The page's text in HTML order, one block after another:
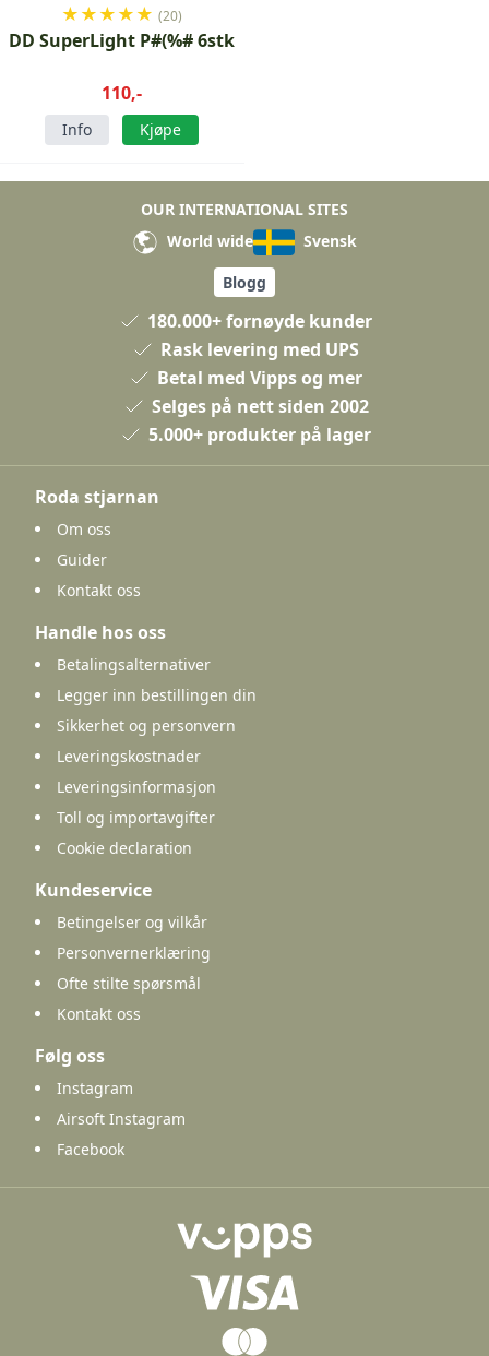
★★★★★ (20)
DD SuperLight P#(%# 6stk
110,-
Info Kjøpe
OUR INTERNATIONAL SITES
World wide
Svensk
Blogg
180.000+ fornøyde kunder
Rask levering med UPS
Betal med Vipps og mer
Selges på nett siden 2002
5.000+ produkter på lager
Roda stjarnan
Om oss
Guider
Kontakt oss
Handle hos oss
Betalingsalternativer
Legger inn bestillingen din
Sikkerhet og personvern
Leveringskostnader
Leveringsinformasjon
Toll og importavgifter
Cookie declaration
Kundeservice
Betingelser og vilkår
Personvernerklæring
Ofte stilte spørsmål
Kontakt oss
Følg oss
Instagram
Airsoft Instagram
Facebook